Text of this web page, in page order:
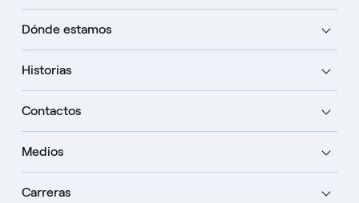
Dónde estamos
Historias
Contactos
Medios
Carreras